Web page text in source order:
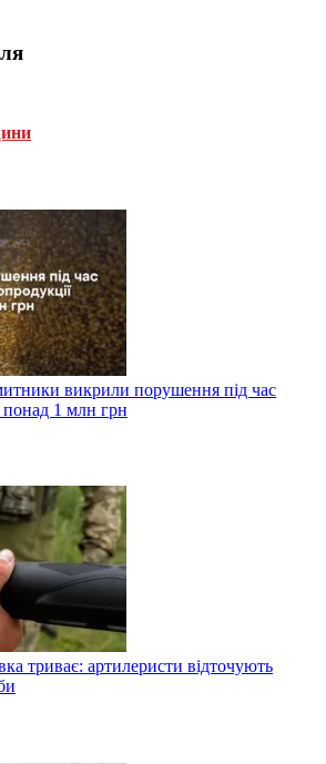
викрили порушення під час
понад 1 млн грн
триває: артилеристи відточують